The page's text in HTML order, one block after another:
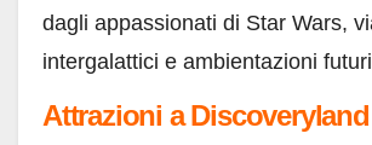
dagli appassionati di Star Wars,
intergalattici e ambientazioni
Attrazioni a Discoveryland